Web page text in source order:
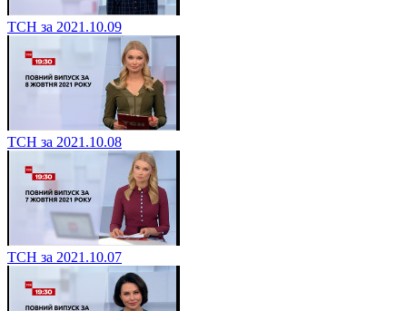
ТСН за 2021.10.09
ТСН за 2021.10.08
ТСН за 2021.10.07